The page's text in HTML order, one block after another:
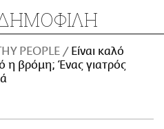
PEOPLE
Είναι καλό
η βρόμη; Ένας γιατρός